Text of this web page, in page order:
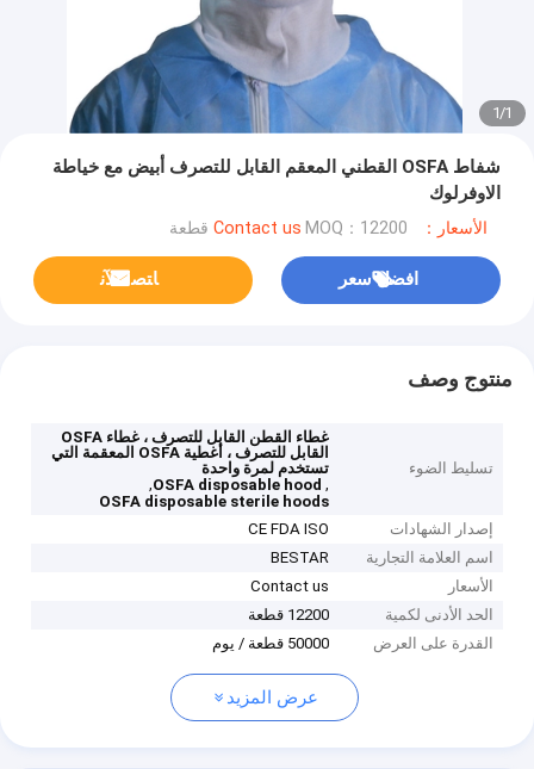
1
/
1
شفاط OSFA القطني المعقم القابل للتصرف أبيض مع خياطة
الاوفرلوك
الأسعار：Contact us MOQ：12200 قطعة
افضل سعر ﺎﺘﺼﻟ ﺍﻶﻧ
منتوج وصف
تسليط الضوء
غطاء القطن القابل للتصرف ، غطاء OSFA
القابل للتصرف ، أغطية OSFA المعقمة التي
تستخدم لمرة واحدة
,
OSFA disposable hood
,
OSFA disposable sterile hoods
إصدار الشهادات
CE FDA ISO
اسم العلامة التجارية
BESTAR
الأسعار
Contact us
الحد الأدنى لكمية
12200 قطعة
القدرة على العرض
50000 قطعة / يوم
عرض المزيد